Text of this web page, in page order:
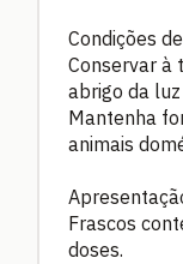
Condições
Conservar à
abrigo da
Mantenha
animais
Frascos
doses.